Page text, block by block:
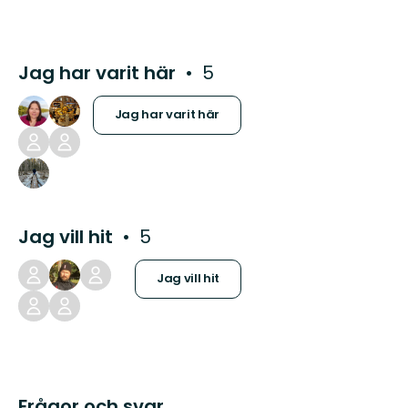
Jag har varit här 5
Jag har varit här
Jag vill hit 5
Jag vill hit